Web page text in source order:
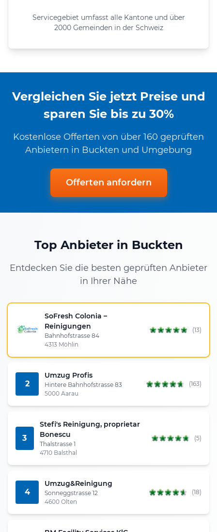
Servicegebiet umfasst alle Kantone und über
2000 Gemeinden in der Schweiz
Vergleichen Sie jetzt Preise und
sparen Sie bis zu 30%
Kostenlose Offerten von über 160 geprüften
Anbietern in Buckten und Umgebung
Offerten anfordern
Top Anbieter in Buckten
Entdecken Sie die besten geprüften Anbieter
in Ihrer Nähe
SoFresh Colonia –
Reinigungen
Bahnhofstrasse 84
4313 Möhlin
(13)
2
Umzug Profis
Hintere Bahnhofstrasse 83
5000 Aarau
(163)
3
Stefi's Reinigung, proprietar
Bonescu
Thalstrasse 1
4710 Balsthal
(5)
4
Umzug&Reinigung
Sonneggstrasse 12
4600 Olten
(18)